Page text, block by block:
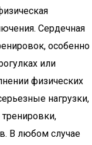
Сердечная
особенно
или
физических
нагрузки,
В любом случае